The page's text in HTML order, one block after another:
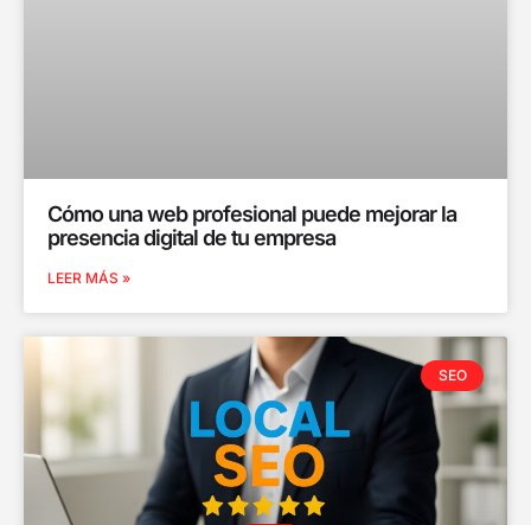
Cómo una web profesional puede mejorar la
presencia digital de tu empresa
LEER MÁS »
SEO